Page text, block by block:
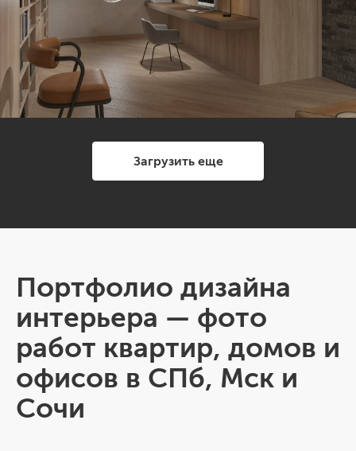
Загрузить еще
Портфолио дизайна
интерьера — фото
работ квартир, домов и
офисов в СПб, Мск и
Сочи